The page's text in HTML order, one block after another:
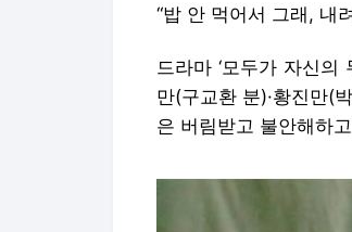
“밥 안 먹어서 그래, 내
드라마 ‘모두가 자신
만(구교환 분)·황진만(
은 버림받고 불안해하